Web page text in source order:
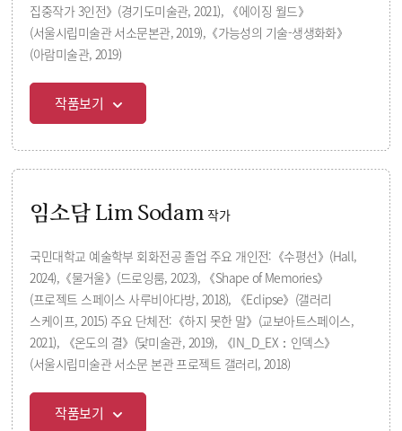
집중작가 3인전》(경기도미술관, 2021), 《에이징 월드》
(서울시립미술관 서소문본관, 2019),《가능성의 기술-생생화화》
(아람미술관, 2019)
작품보기
임소담 Lim Sodam 작가
국민대학교 예술학부 회화전공 졸업 주요 개인전:《수평선》(Hall,
2024),《물거울》(드로잉룸, 2023), 《Shape of Memories》
(프로젝트 스페이스 사루비아다방, 2018), 《Eclipse》(갤러리
스케이프, 2015) 주요 단체전:《하지 못한 말》(교보아트스페이스,
2021), 《온도의 결》(닻미술관, 2019), 《IN_D_EX：인덱스》
(서울시립미술관 서소문 본관 프로젝트 갤러리, 2018)
작품보기